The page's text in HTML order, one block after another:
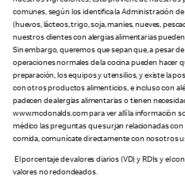
comunes, según los identifica la Administración
(huevos, lácteos, trigo, soja, maníes, nueves,
nuestros clientes con alergias alimentarias
Sin embargo, queremos que sepan que, a pesar
operaciones normales de la cocina pueden hacer
preparación, los equipos y utensilios, y existe la
con otros productos alimenticios, e incluso con
padecen de alergias alimentarias o tienen
www.mcdonalds.com para ver allí la información
médico las preguntas que surjan relacionadas
comida, comunícate directamente con nosotros
El porcentaje de valores diarios (VD) y RDIs y el
valores no redondeados.